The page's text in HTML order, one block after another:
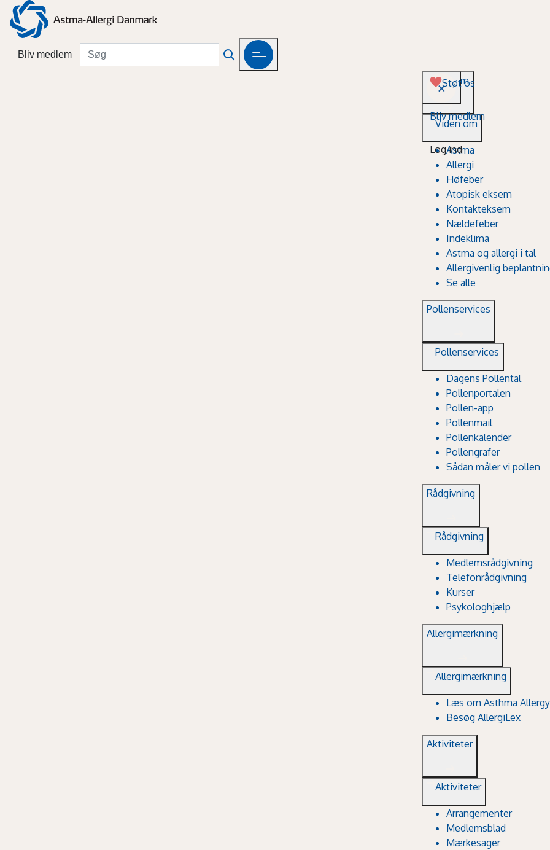
Bliv medlem
Støt os
Bliv medlem
Log ind
Viden om
Viden om
Astma
Allergi
Høfeber
Atopisk eksem
Kontakteksem
Nældefeber
Indeklima
Astma og allergi i tal
Allergivenlig
Se alle
Pollenservices
Pollenservices
Dagens Pollental
Pollenportalen
Pollen-app
Pollenmail
Pollenkalender
Pollengrafer
Sådan måler vi pollen
Rådgivning
Rådgivning
Medlemsrådgivning
Telefonrådgivning
Kurser
Psykologhjælp
Allergimærkning
Allergimærkning
Læs om Asthma
Besøg AllergiLex
Aktiviteter
Aktiviteter
Arrangementer
Medlemsblad
Mærkesager